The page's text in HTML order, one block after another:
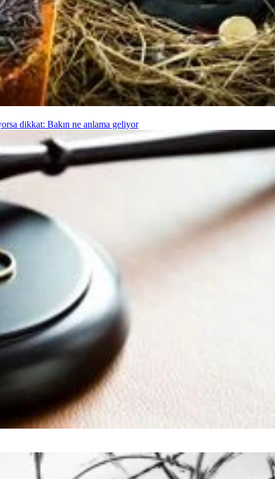
dikkat: Bakın ne anlama geliyor